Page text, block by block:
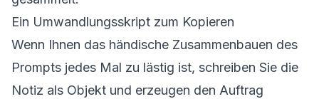
Ein Umwandlungsskript zum Kopieren
Wenn Ihnen das händische Zusammenbauen des
Prompts jedes Mal zu lästig ist, schreiben Sie die
Notiz als Objekt und erzeugen den Auftrag